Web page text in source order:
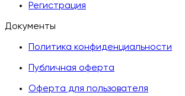
Регистрация
Документы
Политика конфиденциальности
Публичная оферта
Оферта для пользователя